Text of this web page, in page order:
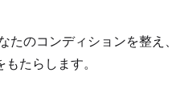
たのコンディションを整え、
たらします。